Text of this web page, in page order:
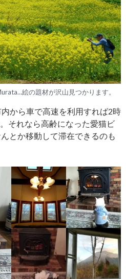
絵の題材が沢山見つかります。
から車で高速を利用すれば2時
それなら高齢になった愛猫ビ
とか移動して滞在できるのも